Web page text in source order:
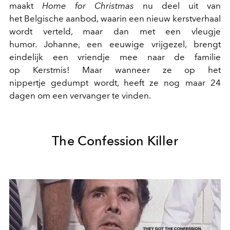
maakt Home for Christmas nu deel uit van
het Belgische aanbod, waarin een nieuw kerstverhaal
wordt verteld, maar dan met een vleugje
humor. Johanne, een eeuwige vrijgezel, brengt
eindelijk een vriendje mee naar de familie
op Kerstmis! Maar wanneer ze op het
nippertje gedumpt wordt, heeft ze nog maar 24
dagen om een vervanger te vinden.
The Confession Killer